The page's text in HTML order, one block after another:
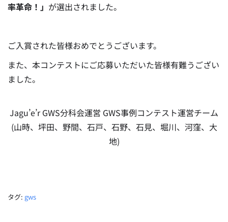
率革命！」 が選出されました。
ご入賞された皆様おめでとうございます。
また、本コンテストにご応募いただいた皆様有難うござい
ました。
Jagu’e’r GWS分科会運営 GWS事例コンテスト運営チーム
(山時、坪田、野間、石戸、石野、石見、堀川、河窪、大
地)
タグ: gws